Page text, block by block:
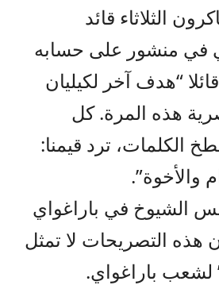
الثلاثاء قائد
في منشور على حسابه
“هدف آخر لكيليان
هذه المرة. كل
الكلمات، ترد قيمنا:
والأخوة”.
الشيوخ في باراغواي
إن هذه التصريحات لا تمثل
لشعب باراغواي.